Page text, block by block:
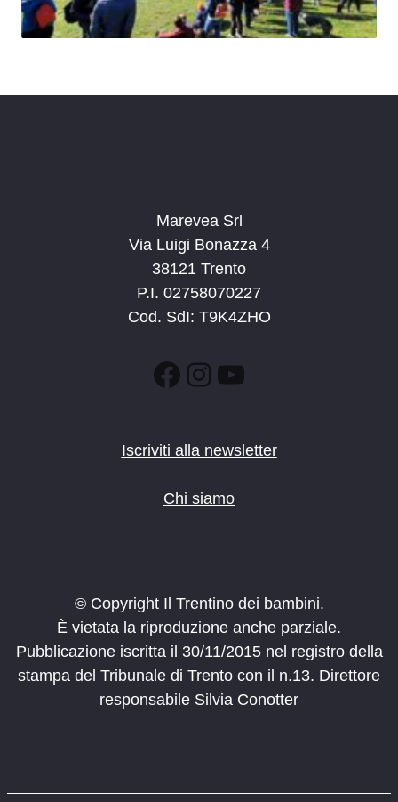
Marevea Srl
Via Luigi Bonazza 4
38121 Trento
P.I. 02758070227
Cod. SdI: T9K4ZHO
Facebook
Instagram
YouTube
Iscriviti alla newsletter
Chi siamo
© Copyright Il Trentino dei bambini.
È vietata la riproduzione anche parziale.
Pubblicazione iscritta il 30/11/2015 nel registro della
stampa del Tribunale di Trento con il n.13. Direttore
responsabile Silvia Conotter